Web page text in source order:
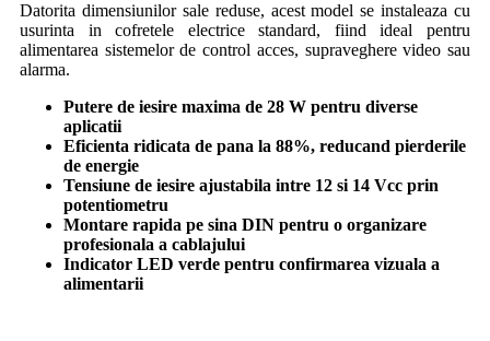
Datorita dimensiunilor sale reduse, acest model se instaleaza cu
usurinta in cofretele electrice standard, fiind ideal pentru
alimentarea sistemelor de control acces, supraveghere video sau
alarma.
Putere de iesire maxima de 28 W pentru diverse
aplicatii
Eficienta ridicata de pana la 88%, reducand pierderile
de energie
Tensiune de iesire ajustabila intre 12 si 14 Vcc prin
potentiometru
Montare rapida pe sina DIN pentru o organizare
profesionala a cablajului
Indicator LED verde pentru confirmarea vizuala a
alimentarii